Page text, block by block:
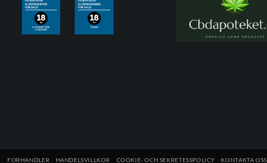
FORHANDLER HANDELSVILLKOR COOKIE- OCH SEKRETESSPOLICY KONTAKTA OSS